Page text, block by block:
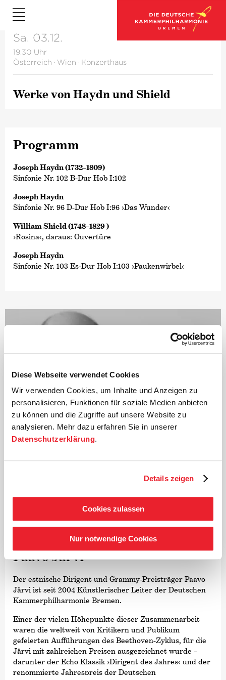
Diese Webseite verwendet Cookies
Wir verwenden Cookies, um Inhalte und Anzeigen zu
personalisieren, Funktionen für soziale Medien anbieten
zu können und die Zugriffe auf unsere Website zu
analysieren. Mehr dazu erfahren Sie in unserer
Datenschutzerklärung.
Details zeigen
Cookies zulassen
Nur notwendige Cookies
Sa. 03.12.
19.30 Uhr
Österreich · Wien · Konzerthaus
Werke von Haydn und Shield
Programm
Joseph Haydn (1732–1809)
Sinfonie Nr. 102 B-Dur Hob I:102
Joseph Haydn
Sinfonie Nr. 96 D-Dur Hob I:96 ›Das Wunder‹
William Shield (1748–1829 )
›Rosina‹, daraus: Ouvertüre
Joseph Haydn
Sinfonie Nr. 103 Es-Dur Hob I:103 ›Paukenwirbel‹
Paavo Järvi
Der estnische Dirigent und Grammy-Preisträger Paavo
Järvi ist seit 2004 Künstlerischer Leiter der Deutschen
Kammer­philharmonie Bremen.
Einer der vielen Höhepunkte dieser Zusammenarbeit
waren die weltweit von Kritikern und Publikum
gefeierten Aufführungen des Beethoven-Zyklus, für die
Järvi mit zahlreichen Preisen ausgezeichnet wurde –
darunter der Echo Klassik ›Dirigent des Jahres‹ und der
renommierte Jahrespreis der Deutschen